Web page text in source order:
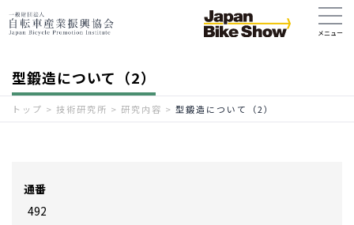
型鍛造について（2）
トップ > 技術研究所 > 研究内容 > 型鍛造について（2）
通番
492